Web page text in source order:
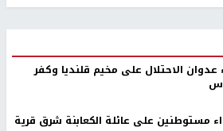
عدوان الاحتلال على مخيم قلنديا وكفر
مستوطنين على عائلة الكعابنة شرق قرية